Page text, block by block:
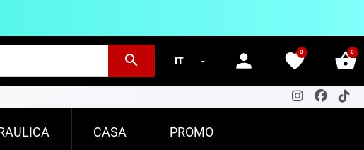
search person favorite
0 shopping_basket
0
CASA PROMO